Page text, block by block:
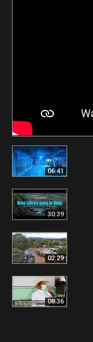
06:41
30:39
02:29
08:36